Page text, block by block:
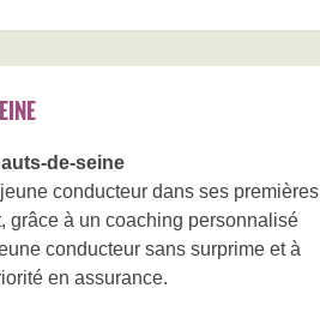
de-seine
conducteur dans ses premières
grâce à un coaching personnalisé
conducteur sans surprime et à
en assurance.